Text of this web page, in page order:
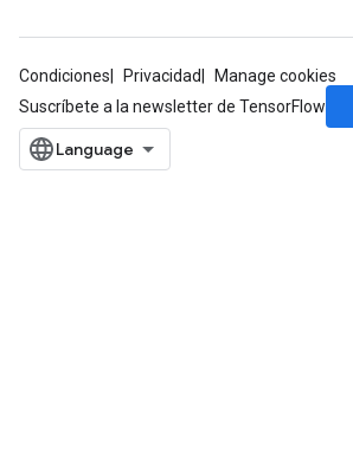
Condiciones Privacidad
Manage cookies
Suscríbete a la newsletter de TensorFlow